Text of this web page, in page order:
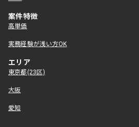
案件特徴
高単価
実務経験が浅い方OK
エリア
東京都(23区)
大阪
愛知